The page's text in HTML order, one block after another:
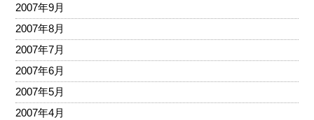
2007年9月
2007年8月
2007年7月
2007年6月
2007年5月
2007年4月